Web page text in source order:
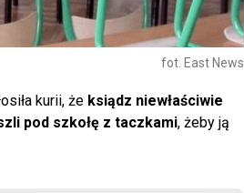
fot. East News
kurii, że ksiądz niewłaściwie
pod szkołę z taczkami, żeby ją